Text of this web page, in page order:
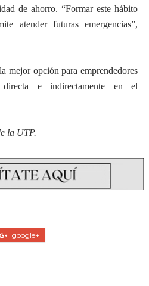
de ahorro. “Formar este hábito
atender futuras emergencias”,
mejor opción para emprendedores
e indirectamente en el
la UTP.
google+